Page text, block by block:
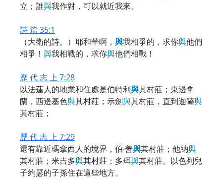
立；誰與我作對，可以就近我來。
詩 篇 35:1
（大衛的詩。）耶和華啊， 與我相爭的，求你與他們
相爭！ 與我相戰的，求你與他們相戰！
歷 代 志 上 7:28
以法蓮人的地業和住處是伯特利與其村莊；東邊拿
蘭，西邊基色與其村莊；示劍與其村莊，直到迦薩與
其村莊；
歷 代 志 上 7:29
還有靠近瑪拿西人的境界，伯‧善與其村莊；他納與
其村莊；米吉多與其村莊；多珥與其村莊。以色列兒
子約瑟的子孫住在這些地方。